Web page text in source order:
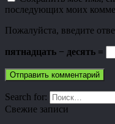
последующих моих
Пожалуйста, введите
пятнадцать − десять =
Search for:
Свежие записи